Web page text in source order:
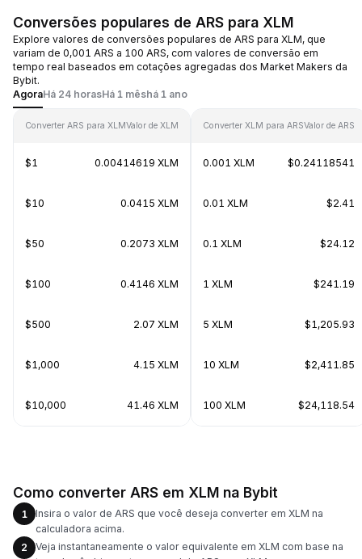
Conversões populares de ARS para XLM
Explore valores de conversões populares de ARS para XLM, que
variam de 0,001 ARS a 100 ARS, com valores de conversão em
tempo real baseados em cotações agregadas dos Market Makers da
Bybit.
AgoraHá 24 horasHá 1 mêshá 1 ano
Converter ARS para XLMValor de XLM
$1 0.00414619 XLM
$10 0.0415 XLM
$50 0.2073 XLM
$100 0.4146 XLM
$500 2.07 XLM
$1,000 4.15 XLM
$10,000 41.46 XLM
Converter XLM para ARSValor de ARS
0.001 XLM $0.24118541
0.01 XLM $2.41
0.1 XLM $24.12
1 XLM $241.19
5 XLM $1,205.93
10 XLM $2,411.85
100 XLM $24,118.54
Como converter ARS em XLM na Bybit
1
Insira o valor de ARS que você deseja converter em XLM na
calculadora acima.
2
Veja instantaneamente o valor equivalente em XLM com base na